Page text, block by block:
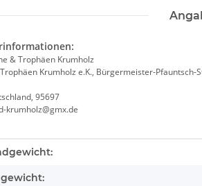
& Trophäen Krumholz
Krumholz e.K., Bürgermeister-Pfauntsch-
95697
krumholz@gmx.de